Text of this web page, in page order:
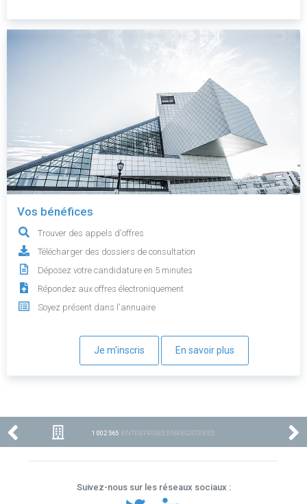
Vos bénéfices
Trouver des appels d'offres
Télécharger des dossiers de consultation
Déposez votre candidature en 5 minutes
Répondez aux offres électroniquement
Soyez présent dans l'annuaire
Je m'inscris En savoir plus
1 002 565 ENTREPRISES ENREGISTRÉES
Suivez-nous sur les réseaux sociaux :